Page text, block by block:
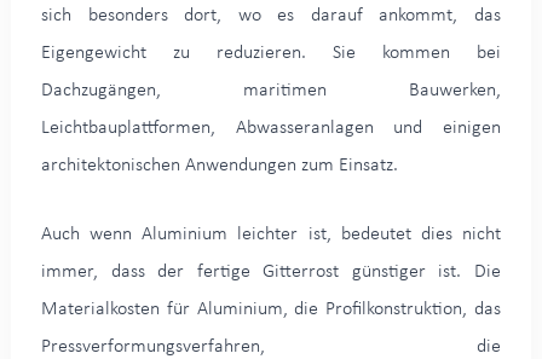
sich besonders dort, wo es darauf ankommt, das
Eigengewicht zu reduzieren. Sie kommen bei
Dachzugängen, maritimen Bauwerken,
Leichtbauplattformen, Abwasseranlagen und einigen
architektonischen Anwendungen zum Einsatz.
Auch wenn Aluminium leichter ist, bedeutet dies nicht
immer, dass der fertige Gitterrost günstiger ist. Die
Materialkosten für Aluminium, die Profilkonstruktion, das
Pressverformungsverfahren, die